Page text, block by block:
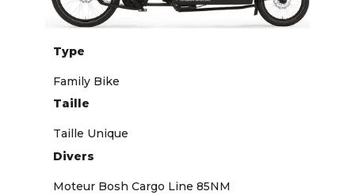
Type
Family Bike
Taille
Taille Unique
Divers
Moteur Bosh Cargo Line 85NM